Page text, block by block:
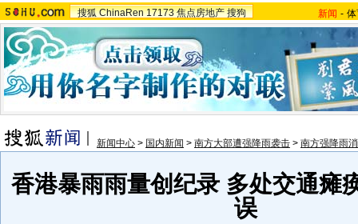
搜狐 ChinaRen 17173 焦点房地产 搜狗 新闻 -
新闻中心 > 国内新闻 > 南方大部遭强降雨袭击 > 南方强降雨
香港暴雨雨量创纪录 多处交通瘫
误